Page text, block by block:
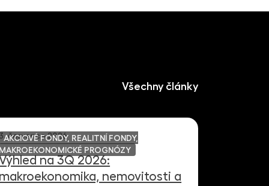
Všechny články
července 2026
na 3Q 2026:
nemovitosti a
AKCIOVÉ FONDY, REALITNÍ FONDY,
PROGNÓZY